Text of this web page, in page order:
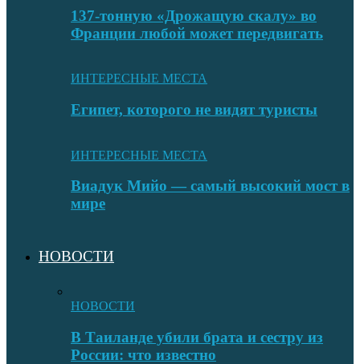
137-тонную «Дрожащую скалу» во
Франции любой может передвигать
ИНТЕРЕСНЫЕ МЕСТА
Египет, которого не видят туристы
ИНТЕРЕСНЫЕ МЕСТА
Виадук Мийо — самый высокий мост в
мире
НОВОСТИ
НОВОСТИ
В Таиланде убили брата и сестру из
России: что известно